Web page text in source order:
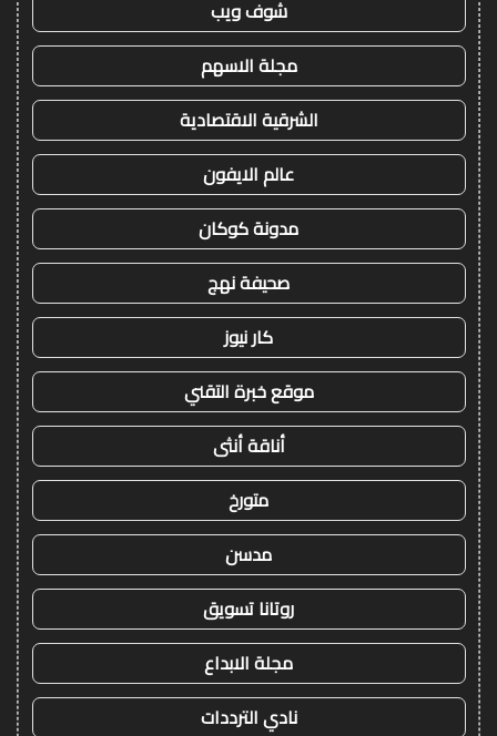
شوف ويب
مجلة الاسهم
الشرقية الاقتصادية
عالم الايفون
مدونة كوكان
صحيفة نهج
كار نيوز
موقع خبرة التقني
أناقة أنثى
متورخ
مدسن
روتانا تسويق
مجلة الابداع
نادي الترددات